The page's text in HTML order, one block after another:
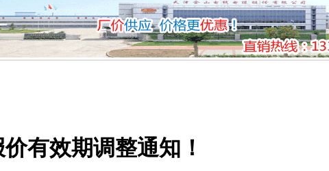
有效期调整通知！